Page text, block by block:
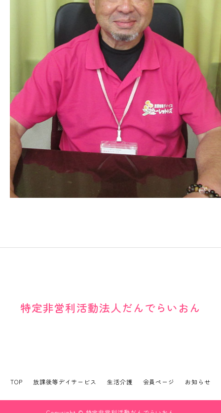
特定非営利活動法人だんでらいおん
TOP 放課後等デイサービス 生活介護 会員ページ お知らせ